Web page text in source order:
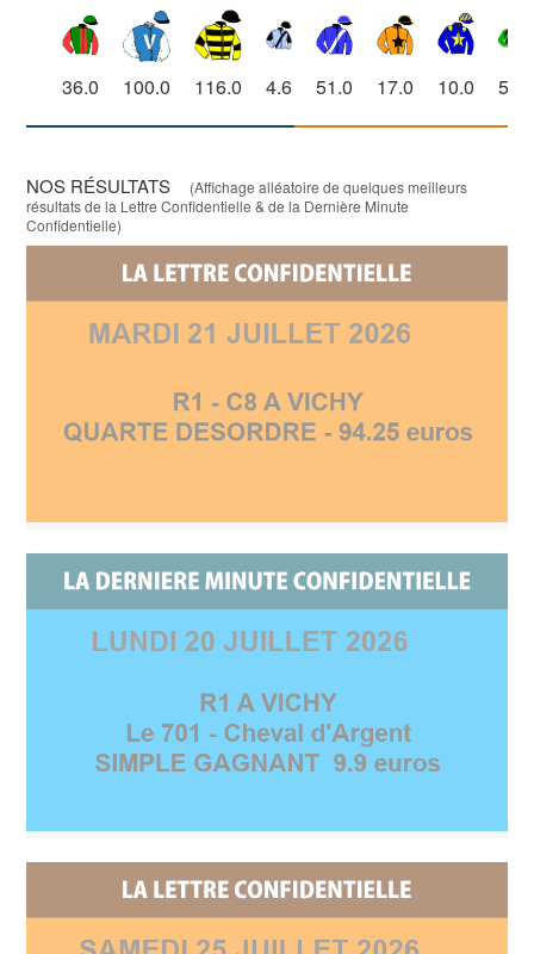
36.0 100.0 116.0 4.6 51.0 17.0 10.0 5.1
NOS RÉSULTATS
(Affichage alléatoire de quelques meilleurs
résultats de la Lettre Confidentielle & de la Dernière Minute
Confidentielle)